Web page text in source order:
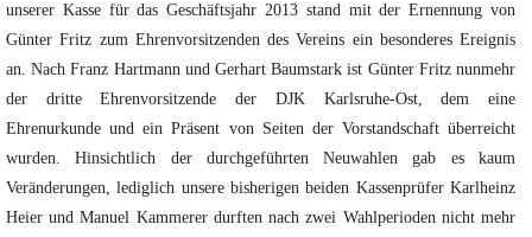
unserer Kasse für das Geschäftsjahr 2013 stand mit der Ernennung von
Günter Fritz zum Ehrenvorsitzenden des Vereins ein besonderes Ereignis
an. Nach Franz Hartmann und Gerhart Baumstark ist Günter Fritz nunmehr
der dritte Ehrenvorsitzende der DJK Karlsruhe-Ost, dem eine
Ehrenurkunde und ein Präsent von Seiten der Vorstandschaft überreicht
wurden. Hinsichtlich der durchgeführten Neuwahlen gab es kaum
Veränderungen, lediglich unsere bisherigen beiden Kassenprüfer Karlheinz
Heier und Manuel Kammerer durften nach zwei Wahlperioden nicht mehr